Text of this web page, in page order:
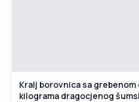
Kralj borovnica sa grebenom
kilograma dragocjenog